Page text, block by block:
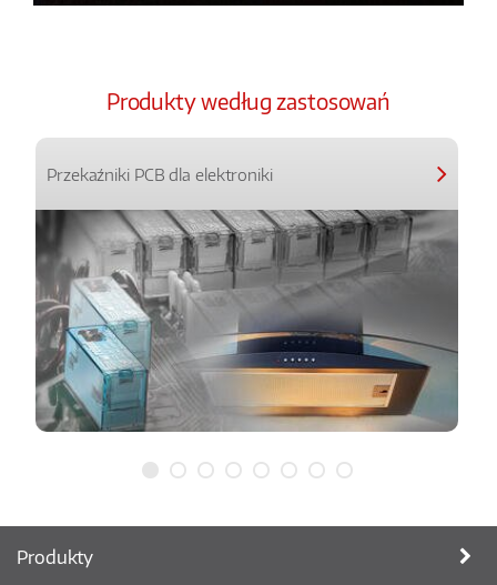
Produkty według zastosowań
Przekaźniki PCB dla elektroniki
Produkty